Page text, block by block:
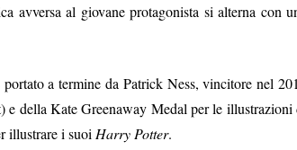
avversa al giovane protagonista si alterna con
a termine da Patrick Ness, vincitore nel
e della Kate Greenaway Medal per le illustrazioni
illustrare i suoi Harry Potter.